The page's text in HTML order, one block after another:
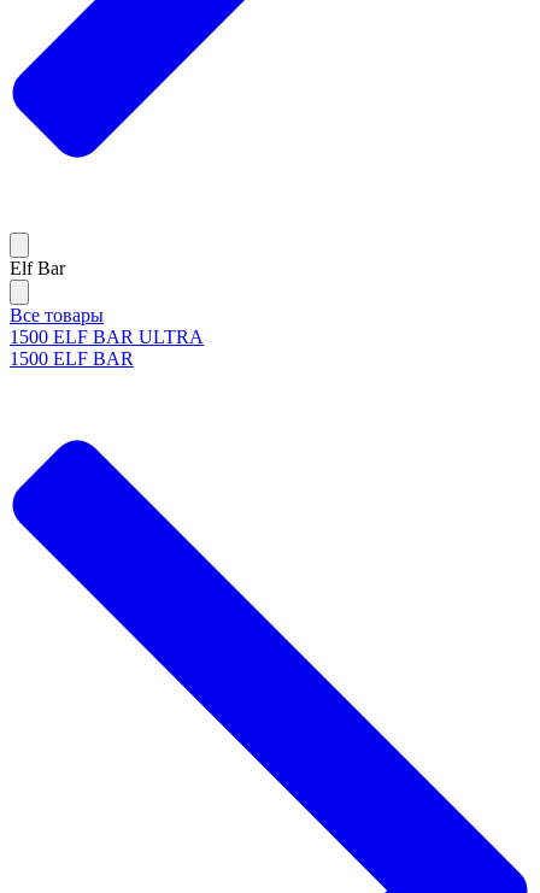
Elf Bar
Все товары
1500 ELF BAR ULTRA
1500 ELF BAR